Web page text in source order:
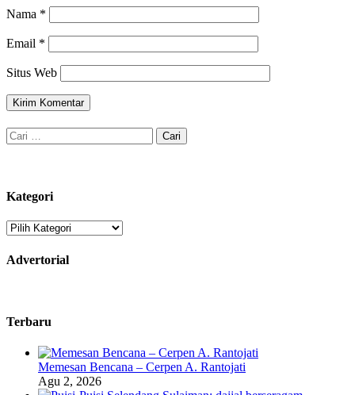
Nama *
Email *
Situs Web
Cari
untuk:
Kategori
Kategori
Advertorial
Terbaru
Memesan Bencana – Cerpen A. Rantojati
Agu 2, 2026